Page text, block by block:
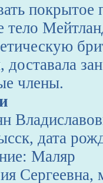
покрытое
члены.
дата
Маляр
Сергеевна,